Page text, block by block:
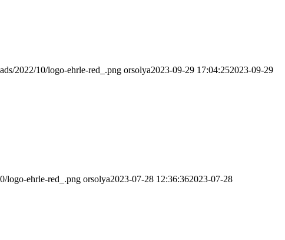
2022/10/logo-ehrle-red_.png orsolya2023-09-29 17:04:252023-09-29
logo-ehrle-red_.png orsolya2023-07-28 12:36:362023-07-28